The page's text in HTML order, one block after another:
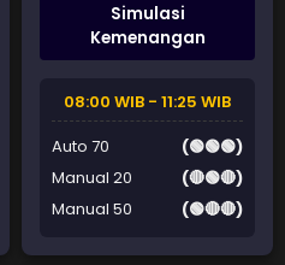
Simulasi
Kemenangan
08:00 WIB - 11:25 WIB
Auto 70
(🟢🟢🟢)
Manual 20
(🔴🟢🔴)
Manual 50
(🟢🔴🔴)